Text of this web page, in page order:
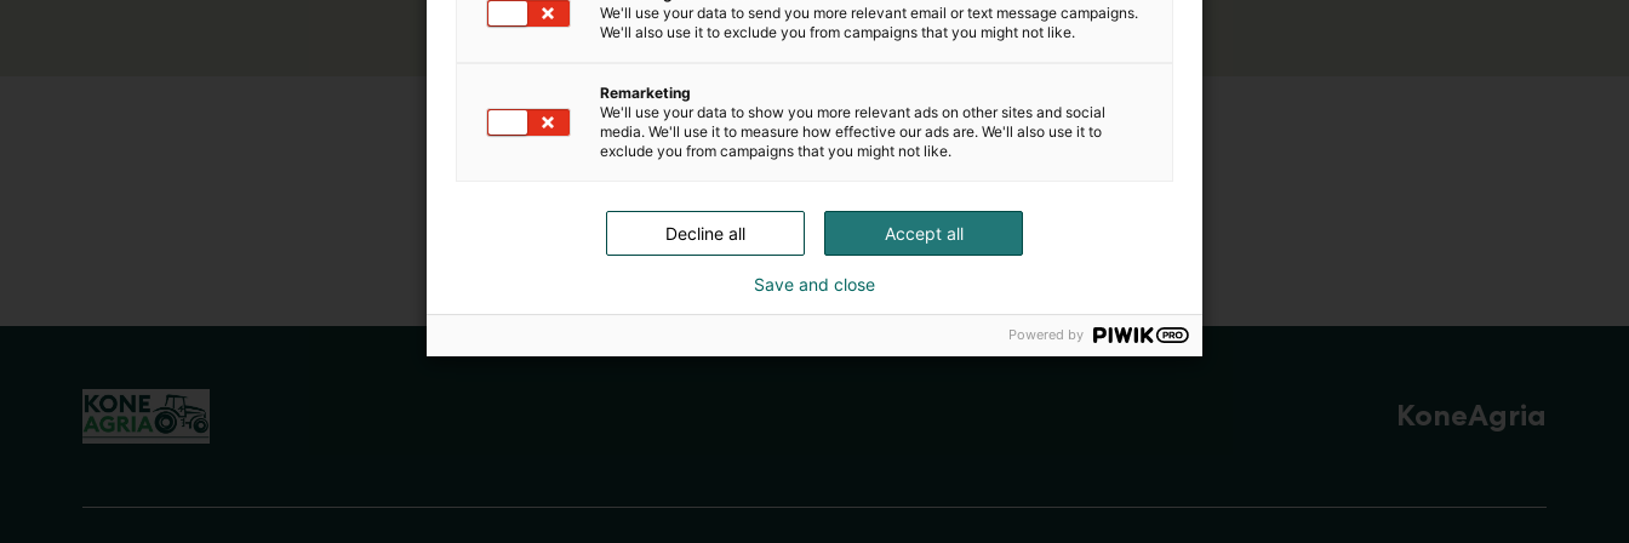
KoneAgria
We'll use your data to send you more relevant email or text message campaigns.
We'll also use it to exclude you from campaigns that you might not like.
Remarketing
We'll use your data to show you more relevant ads on other sites and social
media. We'll use it to measure how effective our ads are. We'll also use it to
exclude you from campaigns that you might not like.
Accept all
Decline all
Save and close
Powered by